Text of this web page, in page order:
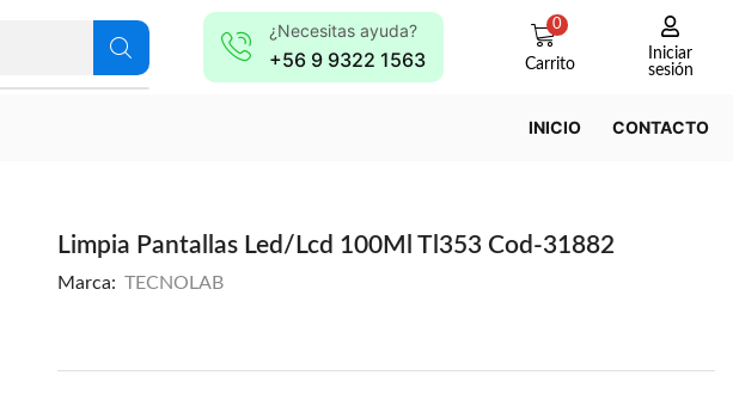
¿Necesitas ayuda?
+56 9 9322 1563
0
Carrito
Iniciar
sesión
INICIO CONTACTO
Limpia Pantallas Led/Lcd 100Ml Tl353 Cod-31882
Marca: TECNOLAB